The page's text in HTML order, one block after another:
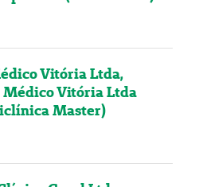
Vitória Ltda,
Médico Vitória Ltda
Master)